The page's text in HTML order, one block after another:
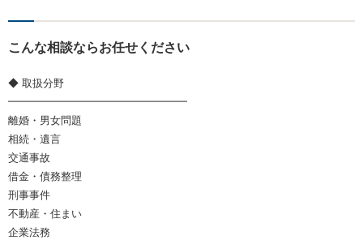
こんな相談ならお任せください
◆ 取扱分野
━━━━━━━━━━━━━━━━━
離婚・男女問題
相続・遺言
交通事故
借金・債務整理
刑事事件
不動産・住まい
企業法務